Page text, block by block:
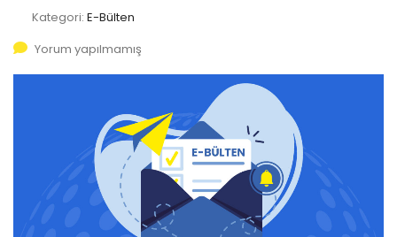
Kategori: E-Bülten
Yorum yapılmamış